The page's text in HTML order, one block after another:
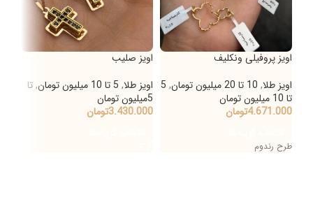
اویز پروفیلی ونکلیف
اویز طلا, 10 تا 20 میلیون تومان ,
5
تا 10 میلیون تومان
4.671.000تومان
طرح رندوم
اویز صلیب
اویز طلا, 5 تا 10 میلیون تومان ,تا
5میلیون تومان
3.430.000تومان